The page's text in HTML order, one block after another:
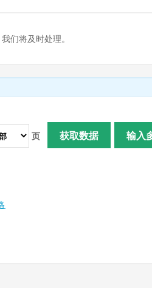
们将及时处理。
页 获取数据 输入